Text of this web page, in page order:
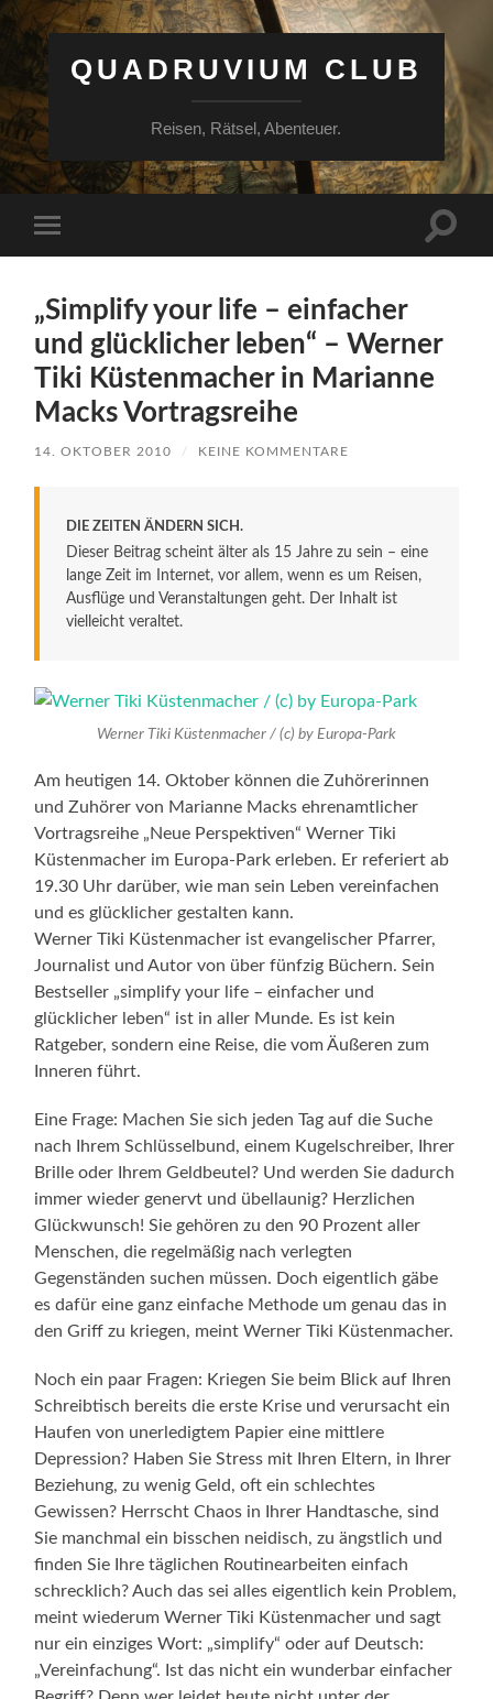
QUADRUVIUM CLUB
Reisen, Rätsel, Abenteuer.
Menü
„Simplify your life – einfacher
und glücklicher leben“ – Werner
Tiki Küstenmacher in Marianne
Macks Vortragsreihe
14. OKTOBER 2010 / KEINE KOMMENTARE
DIE ZEITEN ÄNDERN SICH.
Dieser Beitrag scheint älter als 15 Jahre zu sein – eine
lange Zeit im Internet, vor allem, wenn es um Reisen,
Ausflüge und Veranstaltungen geht. Der Inhalt ist
vielleicht veraltet.
Werner Tiki Küstenmacher / (c) by Europa-Park
Am heutigen 14. Oktober können die Zuhörerinnen
und Zuhörer von Marianne Macks ehrenamtlicher
Vortragsreihe „Neue Perspektiven“ Werner Tiki
Küstenmacher im Europa-Park erleben. Er referiert ab
19.30 Uhr darüber, wie man sein Leben vereinfachen
und es glücklicher gestalten kann.
Werner Tiki Küstenmacher ist evangelischer Pfarrer,
Journalist und Autor von über fünfzig Büchern. Sein
Bestseller „simplify your life – einfacher und
glücklicher leben“ ist in aller Munde. Es ist kein
Ratgeber, sondern eine Reise, die vom Äußeren zum
Inneren führt.
Eine Frage: Machen Sie sich jeden Tag auf die Suche
nach Ihrem Schlüsselbund, einem Kugelschreiber, Ihrer
Brille oder Ihrem Geldbeutel? Und werden Sie dadurch
immer wieder genervt und übellaunig? Herzlichen
Glückwunsch! Sie gehören zu den 90 Prozent aller
Menschen, die regelmäßig nach verlegten
Gegenständen suchen müssen. Doch eigentlich gäbe
es dafür eine ganz einfache Methode um genau das in
den Griff zu kriegen, meint Werner Tiki Küstenmacher.
Noch ein paar Fragen: Kriegen Sie beim Blick auf Ihren
Schreibtisch bereits die erste Krise und verursacht ein
Haufen von unerledigtem Papier eine mittlere
Depression? Haben Sie Stress mit Ihren Eltern, in Ihrer
Beziehung, zu wenig Geld, oft ein schlechtes
Gewissen? Herrscht Chaos in Ihrer Handtasche, sind
Sie manchmal ein bisschen neidisch, zu ängstlich und
finden Sie Ihre täglichen Routinearbeiten einfach
schrecklich? Auch das sei alles eigentlich kein Problem,
meint wiederum Werner Tiki Küstenmacher und sagt
nur ein einziges Wort: „simplify“ oder auf Deutsch:
„Vereinfachung“. Ist das nicht ein wunderbar einfacher